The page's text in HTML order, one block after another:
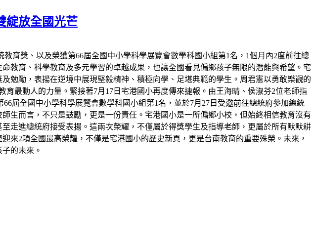
綻放全國光芒
育獎、以及榮獲第66屆全國中小學科學展覽會數學科國小組第1名，1個月內2度前往總
教育、科學教育及多元學習的卓越成果，也讓全國看見偏鄉孩子無限的潛能與希望。宅
勉勵，表揚在逆境中展現堅毅精神、積極向學、足堪典範的學生。周君憲以勇敢樂觀的
最動人的力量。緊接著7月17日宅港國小再度傳來捷報。由王海晴、侯淑芬2位老師指
屆全國中小學科學展覽會數學科國小組第1名，並於7月27日受邀前往總統府參加總統
生而言，不只是鼓勵，更是一份責任。宅港國小是一所偏鄉小校，但始終相信教育沒有
走進總統府接受表揚。這兩次榮耀，不僅屬於得獎學生及指導老師，更屬於所有默默耕
來2項全國最高榮耀，不僅是宅港國小的歷史新頁，更是台南教育的重要殊榮。未來，
的未來。